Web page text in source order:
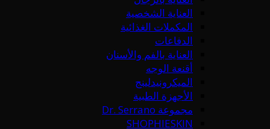
العناية الشخصية
المكملات الغذائية
الدفاعات
العناية بالفم والأسنان
أقنعة الوجه
الميكرونيدلينج
الأجهزة الطبية
مجموعة Dr. Serrano
SHOPHIESKIN